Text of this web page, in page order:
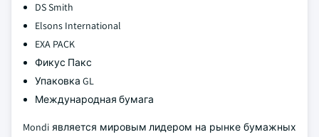
DS Smith
Elsons International
EXA PACK
Фикус Пакс
Упаковка GL
Международная бумага
Mondi является мировым лидером на рынке бумажных